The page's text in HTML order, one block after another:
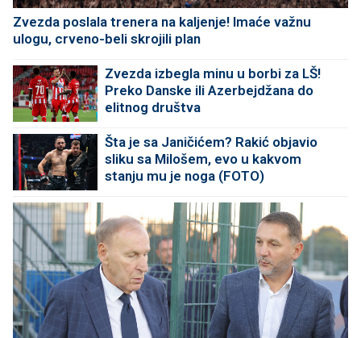
Zvezda poslala trenera na kaljenje! Imaće važnu
ulogu, crveno-beli skrojili plan
Zvezda izbegla minu u borbi za LŠ!
Preko Danske ili Azerbejdžana do
elitnog društva
Šta je sa Janičićem? Rakić objavio
sliku sa Milošem, evo u kakvom
stanju mu je noga (FOTO)